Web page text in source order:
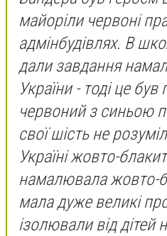
майоріли червоні
адмінбудівлях. В
дали завдання
України - тоді це
червоний з синьою
свої шість не
Україні жовто-
намалювала жовто-
мала дуже великі
ізолювали від дітей